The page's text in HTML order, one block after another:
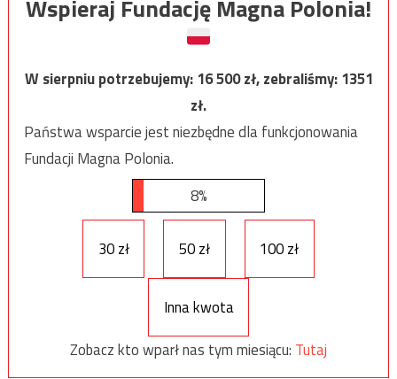
Wspieraj Fundację Magna Polonia!
W sierpniu potrzebujemy:16 500zł, zebraliśmy:1351
zł.
Państwa wsparcie jest niezbędne dla funkcjonowania
Fundacji Magna Polonia.
8%
30 zł 50 zł 100 zł
Inna kwota
Zobacz kto wparł nas tym miesiącu: Tutaj